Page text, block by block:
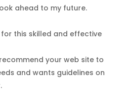
ahead to my future.
this skilled and effective
your web site to
and wants guidelines on